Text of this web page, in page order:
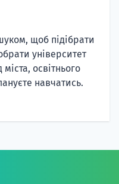
щоб підібрати
університет
освітнього
навчатись.